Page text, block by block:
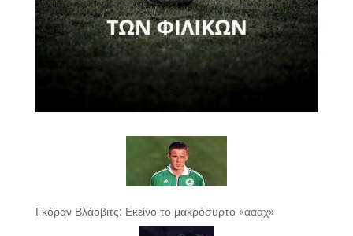
Γκόραν Βλάοβιτς: Εκείνο το μακρόσυρτο «αααχ»